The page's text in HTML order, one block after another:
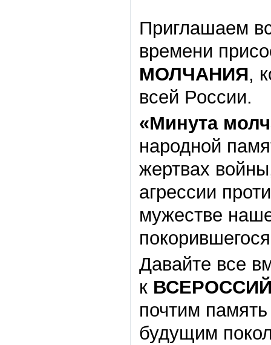
Приглашаем
времени
МОЛЧАНИЯ,
всей России.
«Минута
народной
жертвах
агрессии
мужестве
Давайте все
к
почтим
будущим